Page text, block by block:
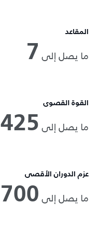
المقاعد
ما يصل إلى 7
القوة القصوى
ما يصل إلى 425
عزم الدوران الأقصى
ما يصل إلى 700